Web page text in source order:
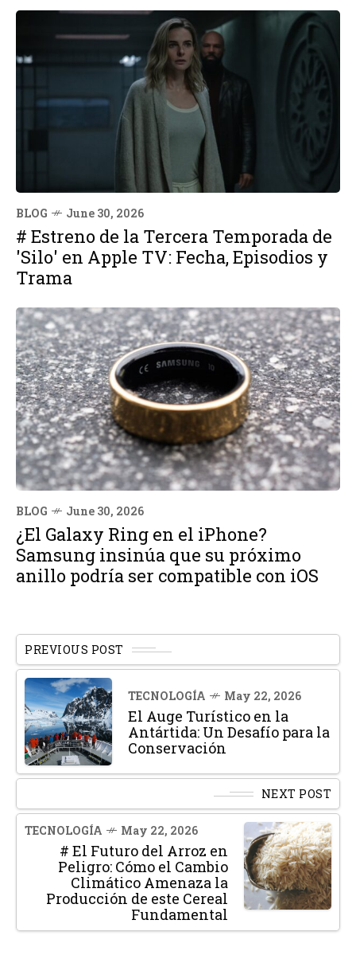
BLOG June 30, 2026
# Estreno de la Tercera Temporada de
'Silo' en Apple TV: Fecha, Episodios y
Trama
BLOG June 30, 2026
¿El Galaxy Ring en el iPhone?
Samsung insinúa que su próximo
anillo podría ser compatible con iOS
PREVIOUS POST
TECNOLOGÍA May 22, 2026
El Auge Turístico en la
Antártida: Un Desafío para la
Conservación
NEXT POST
TECNOLOGÍA May 22, 2026
# El Futuro del Arroz en
Peligro: Cómo el Cambio
Climático Amenaza la
Producción de este Cereal
Fundamental